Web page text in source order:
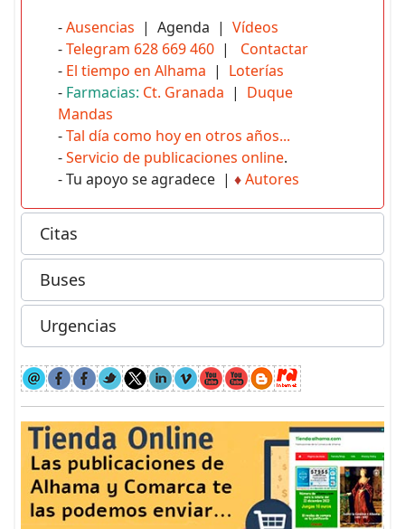
-Ausencias | Agenda | Vídeos
-Telegram 628 669 460 | Contactar
- El tiempo en Alhama | Loterías
- Farmacias: Ct. Granada | Duque
Mandas
-Tal día como hoy en otros años...
-Servicio de publicaciones online.
- Tu apoyo se agradece | ♦Autores
Citas
Buses
Urgencias